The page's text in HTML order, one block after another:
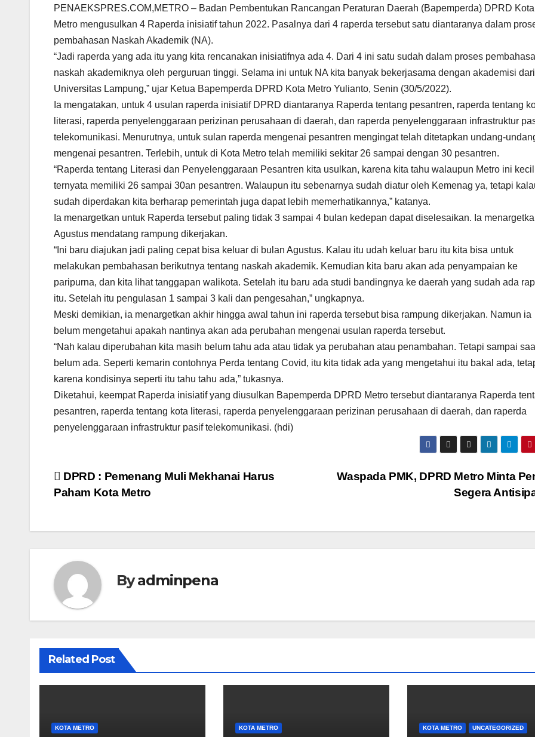
PENAEKSPRES.COM,METRO – Badan Pembentukan Rancangan Peraturan Daerah (Bapemperda) DPRD Kota
Metro mengusulkan 4 Raperda inisiatif tahun 2022. Pasalnya dari 4 raperda tersebut satu diantaranya dalam
pembahasan Naskah Akademik (NA).
“Jadi raperda yang ada itu yang kita rencanakan inisiatifnya ada 4. Dari 4 ini satu sudah dalam proses
naskah akademiknya oleh perguruan tinggi. Selama ini untuk NA kita banyak bekerjasama dengan akademisi dari
Universitas Lampung,” ujar Ketua Bapemperda DPRD Kota Metro Yulianto, Senin (30/5/2022).
Ia mengatakan, untuk 4 usulan raperda inisiatif DPRD diantaranya Raperda tentang pesantren, raperda tentang
literasi, raperda penyelenggaraan perizinan perusahaan di daerah, dan raperda penyelenggaraan infrastruktur
telekomunikasi. Menurutnya, untuk sulan raperda mengenai pesantren mengingat telah ditetapkan undang-
mengenai pesantren. Terlebih, untuk di Kota Metro telah memiliki sekitar 26 sampai dengan 30 pesantren.
“Raperda tentang Literasi dan Penyelenggaraan Pesantren kita usulkan, karena kita tahu walaupun Metro ini kecil
ternyata memiliki 26 sampai 30an pesantren. Walaupun itu sebenarnya sudah diatur oleh Kemenag ya, tetapi
sudah diperdakan kita berharap pemerintah juga dapat lebih memerhatikannya,” katanya.
Ia menargetkan untuk Raperda tersebut paling tidak 3 sampai 4 bulan kedepan dapat diselesaikan. Ia
Agustus mendatang rampung dikerjakan.
“Ini baru diajukan jadi paling cepat bisa keluar di bulan Agustus. Kalau itu udah keluar baru itu kita bisa untuk
melakukan pembahasan berikutnya tentang naskah akademik. Kemudian kita baru akan ada penyampaian ke
paripurna, dan kita lihat tanggapan walikota. Setelah itu baru ada studi bandingnya ke daerah yang sudah ada
itu. Setelah itu pengulasan 1 sampai 3 kali dan pengesahan,” ungkapnya.
Meski demikian, ia menargetkan akhir hingga awal tahun ini raperda tersebut bisa rampung dikerjakan. Namun ia
belum mengetahui apakah nantinya akan ada perubahan mengenai usulan raperda tersebut.
“Nah kalau diperubahan kita masih belum tahu ada atau tidak ya perubahan atau penambahan. Tetapi sampai
belum ada. Seperti kemarin contohnya Perda tentang Covid, itu kita tidak ada yang mengetahui itu bakal ada,
karena kondisinya seperti itu tahu tahu ada,” tukasnya.
Diketahui, keempat Raperda inisiatif yang diusulkan Bapemperda DPRD Metro tersebut diantaranya Raperda
pesantren, raperda tentang kota literasi, raperda penyelenggaraan perizinan perusahaan di daerah, dan raperda
penyelenggaraan infrastruktur pasif telekomunikasi. (hdi)
Navigasi
Waspada PMK, DPRD Metro Minta
Segera
DPRD : Pemenang Muli Mekhanai Harus
Paham Kota Metro
Byadminpena
Related Post
KOTA METRO KOTA METRO KOTA METRO UNCATEGORIZED